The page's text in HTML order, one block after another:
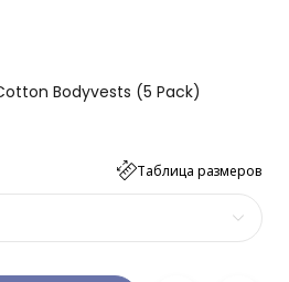
Bodyvests (5 Pack)
Таблица размеров